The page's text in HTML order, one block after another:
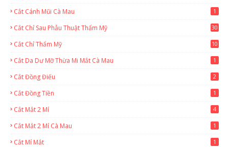
Cắt Cánh Mũi Cà Mau 1
Cắt Chỉ Sau Phẫu Thuật Thẩm Mỹ 30
Cắt Chỉ Thẩm Mỹ 10
Cắt Da Dư Mỡ Thừa Mi Mắt Cà Mau 1
Cắt Đồng Điếu 2
Cắt Đồng Tiền 1
Cắt Mắt 2 Mí 4
Cắt Mắt 2 Mí Cà Mau 1
Cắt Mí Mắt 1